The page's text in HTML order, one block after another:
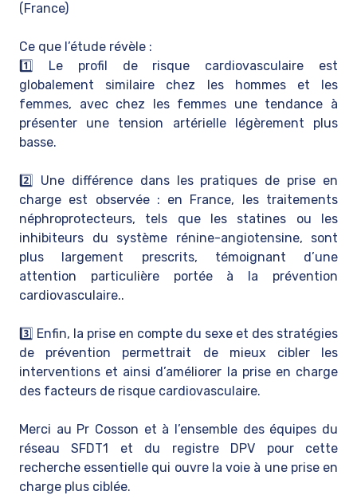
(France)
Ce que l’étude révèle :
1️⃣ Le profil de risque cardiovasculaire est
globalement similaire chez les hommes et les
femmes, avec chez les femmes une tendance à
présenter une tension artérielle légèrement plus
basse.
2️⃣ Une différence dans les pratiques de prise en
charge est observée : en France, les traitements
néphroprotecteurs, tels que les statines ou les
inhibiteurs du système rénine-angiotensine, sont
plus largement prescrits, témoignant d’une
attention particulière portée à la prévention
cardiovasculaire..
3️⃣ Enfin, la prise en compte du sexe et des stratégies
de prévention permettrait de mieux cibler les
interventions et ainsi d’améliorer la prise en charge
des facteurs de risque cardiovasculaire.
Merci au Pr Cosson et à l’ensemble des équipes du
réseau SFDT1 et du registre DPV pour cette
recherche essentielle qui ouvre la voie à une prise en
charge plus ciblée.